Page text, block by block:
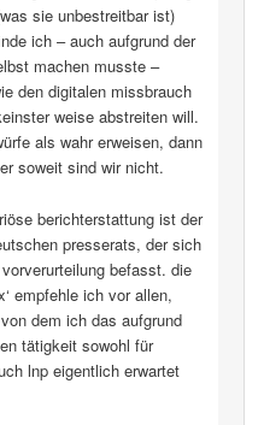
sie unbestreitbar ist)
ich – auch aufgrund der
machen musste –
den digitalen missbrauch
weise abstreiten will.
als wahr erweisen, dann
soweit sind wir nicht.
berichterstattung ist der
presserats, der sich
befasst. die
empfehle ich vor allen,
dem ich das aufgrund
tätigkeit sowohl für
lnp eigentlich erwartet